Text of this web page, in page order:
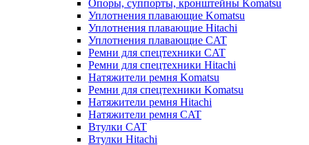
Опоры, суппорты, кронштейны Komatsu
Уплотнения плавающие Komatsu
Уплотнения плавающие Hitachi
Уплотнения плавающие CAT
Ремни для спецтехники CAT
Ремни для спецтехники Hitachi
Натяжители ремня Komatsu
Ремни для спецтехники Komatsu
Натяжители ремня Hitachi
Натяжители ремня CAT
Втулки CAT
Втулки Hitachi